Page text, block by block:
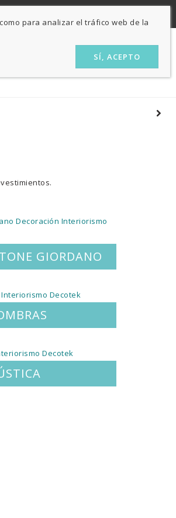
BLOG
GIORDANO
para analizar el tráfico web de la
SÍ, ACEPTO